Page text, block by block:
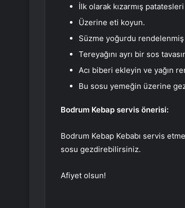
İlk olarak kızarmış
Üzerine eti koyun.
Süzme yoğurdu rendelenmiş
Tereyağını ayrı bir sos
Acı biberi ekleyin ve yağın
Bu sosu yemeğin üzerine
Bodrum Kebap servis önerisi:
Bodrum Kebap Kebabı servis
sosu gezdirebilirsiniz.
Afiyet olsun!